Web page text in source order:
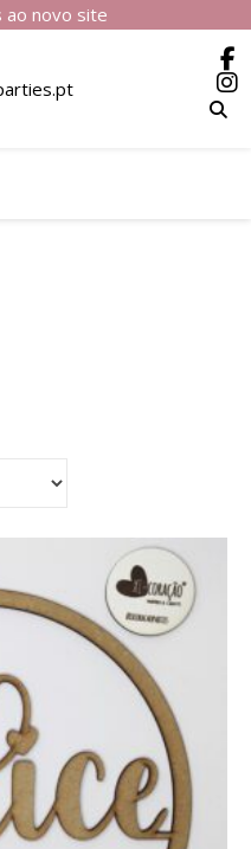
ao novo site